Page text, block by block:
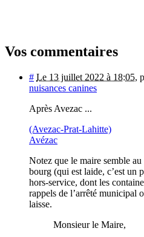
Vos commentaires
# Le 13 juillet 2022 à 18:05,
nuisances canines
Après Avezac ...
(Avezac-Prat-Lahitte)
Avézac
Notez que le maire semble
bourg (qui est laide, c’est un
hors-service, dont les
rappels de l’arrêté municipal
laisse.
Monsieur le Maire,